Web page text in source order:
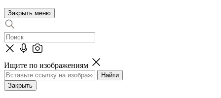
Закрыть меню
Ищите по изображениям
Закрыть